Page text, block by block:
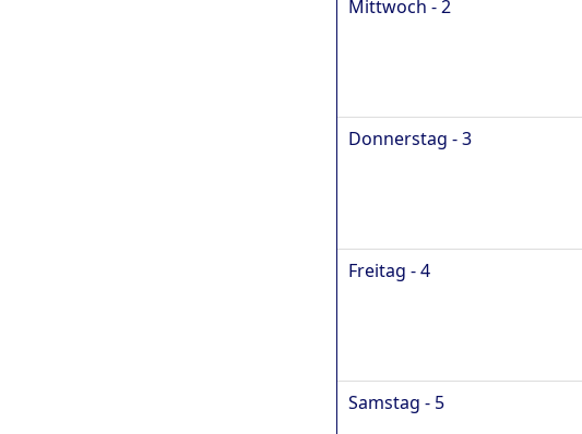
Mittwoch - 2
Donnerstag - 3
Freitag - 4
Samstag - 5